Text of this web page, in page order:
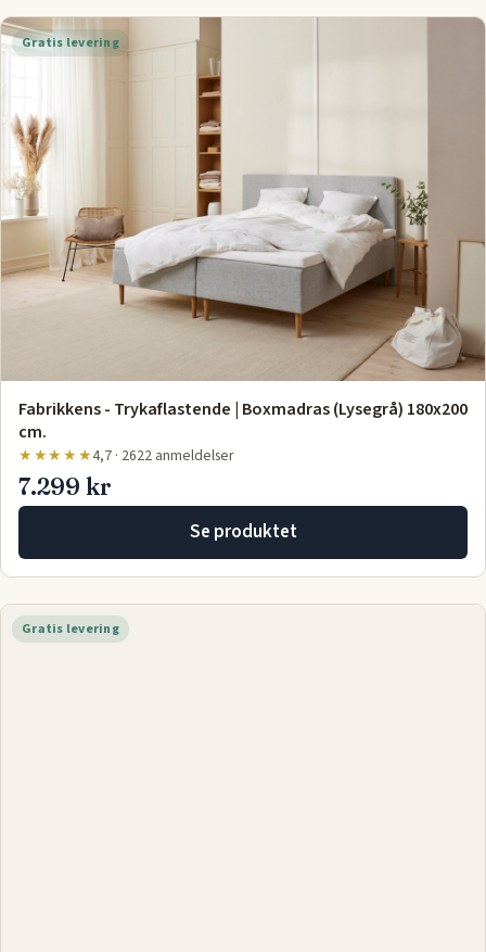
Gratis levering
Fabrikkens - Trykaflastende | Boxmadras (Lysegrå) 180x200
cm.
★★★★★4,7 · 2622 anmeldelser
7.299 kr
Se produktet
Gratis levering